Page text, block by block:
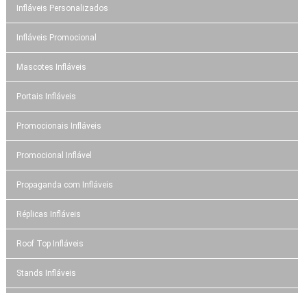
Infláveis Personalizados
Infláveis Promocional
Mascotes Infláveis
Portais Infláveis
Promocionais Infláveis
Promocional Inflável
Propaganda com Infláveis
Réplicas Infláveis
Roof Top Infláveis
Stands Infláveis